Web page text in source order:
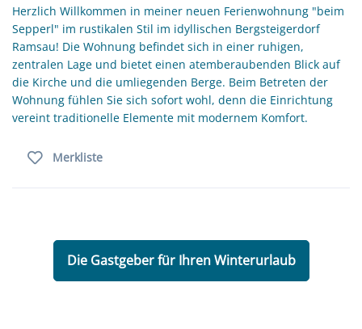
Herzlich Willkommen in meiner neuen Ferienwohnung "beim
Sepperl" im rustikalen Stil im idyllischen Bergsteigerdorf
Ramsau! Die Wohnung befindet sich in einer ruhigen,
zentralen Lage und bietet einen atemberaubenden Blick auf
die Kirche und die umliegenden Berge. Beim Betreten der
Wohnung fühlen Sie sich sofort wohl, denn die Einrichtung
vereint traditionelle Elemente mit modernem Komfort.
Merkliste
Die Gastgeber für Ihren Winterurlaub